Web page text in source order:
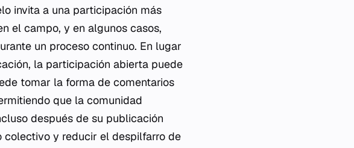
invita a una participación más
el campo, y en algunos casos,
un proceso continuo. En lugar
la participación abierta puede
tomar la forma de comentarios
que la comunidad
después de su publicación
y reducir el despilfarro de